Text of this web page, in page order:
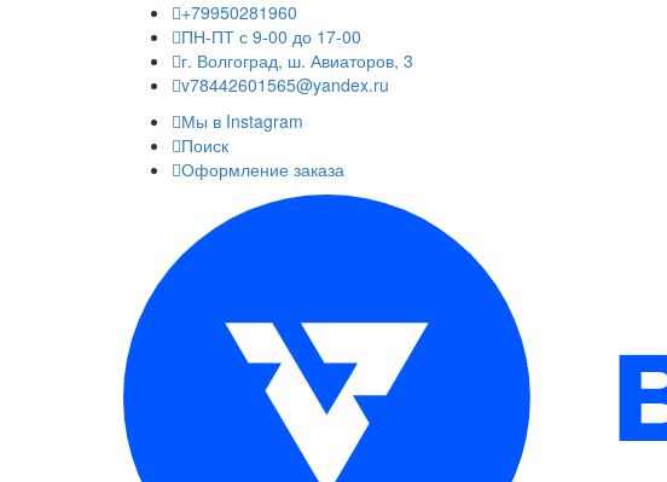
+79950281960
ПН-ПТ с 9-00 до 17-00
г. Волгоград, ш. Авиаторов, 3
v78442601565@yandex.ru
Мы в Instagram
Поиск
Оформление заказа